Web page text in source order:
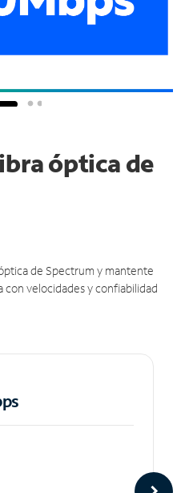
óptica de
de Spectrum y mantente
velocidades y confiabilidad